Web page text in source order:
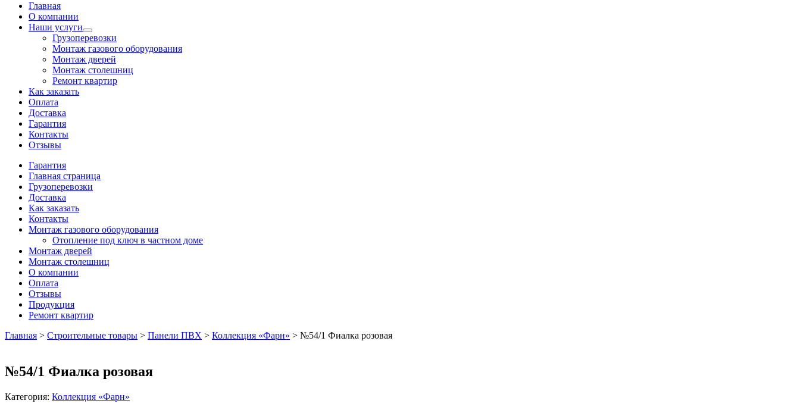
Главная
О компании
Наши услуги
Грузоперевозки
Монтаж газового оборудования
Монтаж дверей
Монтаж столешниц
Ремонт квартир
Как заказать
Оплата
Доставка
Гарантия
Контакты
Отзывы
Гарантия
Главная страница
Грузоперевозки
Доставка
Как заказать
Контакты
Монтаж газового оборудования
Отопление под ключ в частном доме
Монтаж дверей
Монтаж столешниц
О компании
Оплата
Отзывы
Продукция
Ремонт квартир
Главная > Строительные товары > Панели ПВХ > Коллекция «Фарн» > №54/1 Фиалка розовая
№54/1 Фиалка розовая
Категория: Коллекция «Фарн»